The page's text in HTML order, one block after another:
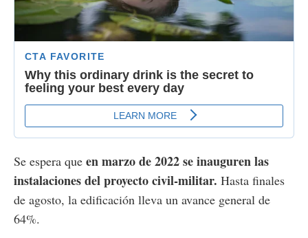
Se espera que en marzo de 2022 se inauguren las
instalaciones del proyecto civil-militar. Hasta finales
de agosto, la edificación lleva un avance general de
64%.